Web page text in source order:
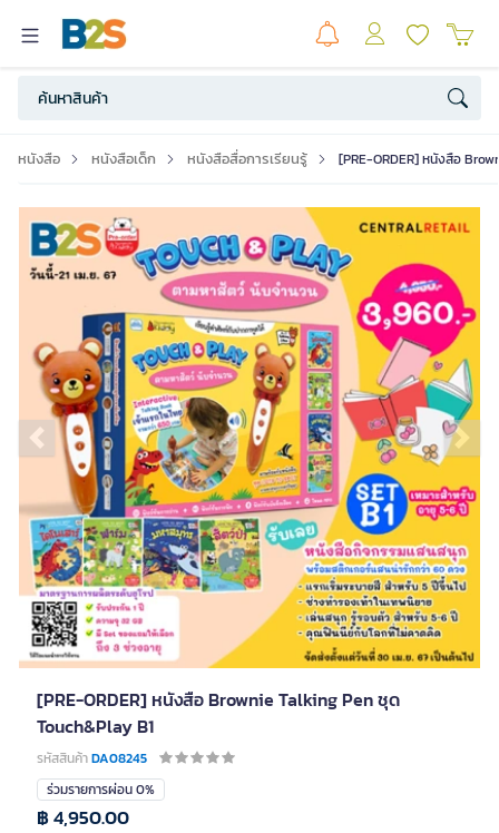
หนังสือ หนังสือเด็ก หนังสือสื่อการเรียนรู้ [PRE-ORDER] หนังสือ
Previous slide
[PRE-ORDER] หนังสือ Brownie Talking Pen ชุด
Touch&Play B1
รหัสสินค้าDA08245
ร่วมรายการผ่อน 0%
฿ 4,950.00